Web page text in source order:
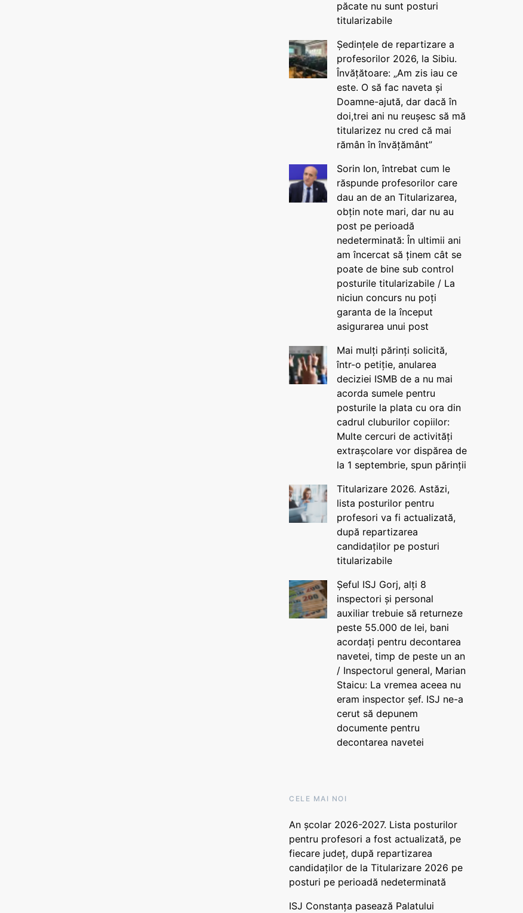
păcate nu sunt posturi
titularizabile
Ședințele de repartizare a
profesorilor 2026, la Sibiu.
Învățătoare: „Am zis iau ce
este. O să fac naveta și
Doamne-ajută, dar dacă în
doi,trei ani nu reușesc să mă
titularizez nu cred că mai
rămân în învățământ”
Sorin Ion, întrebat cum le
răspunde profesorilor care
dau an de an Titularizarea,
obțin note mari, dar nu au
post pe perioadă
nedeterminată: În ultimii ani
am încercat să ținem cât se
poate de bine sub control
posturile titularizabile / La
niciun concurs nu poți
garanta de la început
asigurarea unui post
Mai mulți părinți solicită,
într-o petiție, anularea
deciziei ISMB de a nu mai
acorda sumele pentru
posturile la plata cu ora din
cadrul cluburilor copiilor:
Multe cercuri de activități
extrașcolare vor dispărea de
la 1 septembrie, spun părinții
Titularizare 2026. Astăzi,
lista posturilor pentru
profesori va fi actualizată,
după repartizarea
candidaților pe posturi
titularizabile
Șeful ISJ Gorj, alți 8
inspectori și personal
auxiliar trebuie să returneze
peste 55.000 de lei, bani
acordați pentru decontarea
navetei, timp de peste un an
/ Inspectorul general, Marian
Staicu: La vremea aceea nu
eram inspector șef. ISJ ne-a
cerut să depunem
documente pentru
decontarea navetei
CELE MAI NOI
An școlar 2026-2027. Lista posturilor
pentru profesori a fost actualizată, pe
fiecare județ, după repartizarea
candidaților de la Titularizare 2026 pe
posturi pe perioadă nedeterminată
ISJ Constanța pasează Palatului